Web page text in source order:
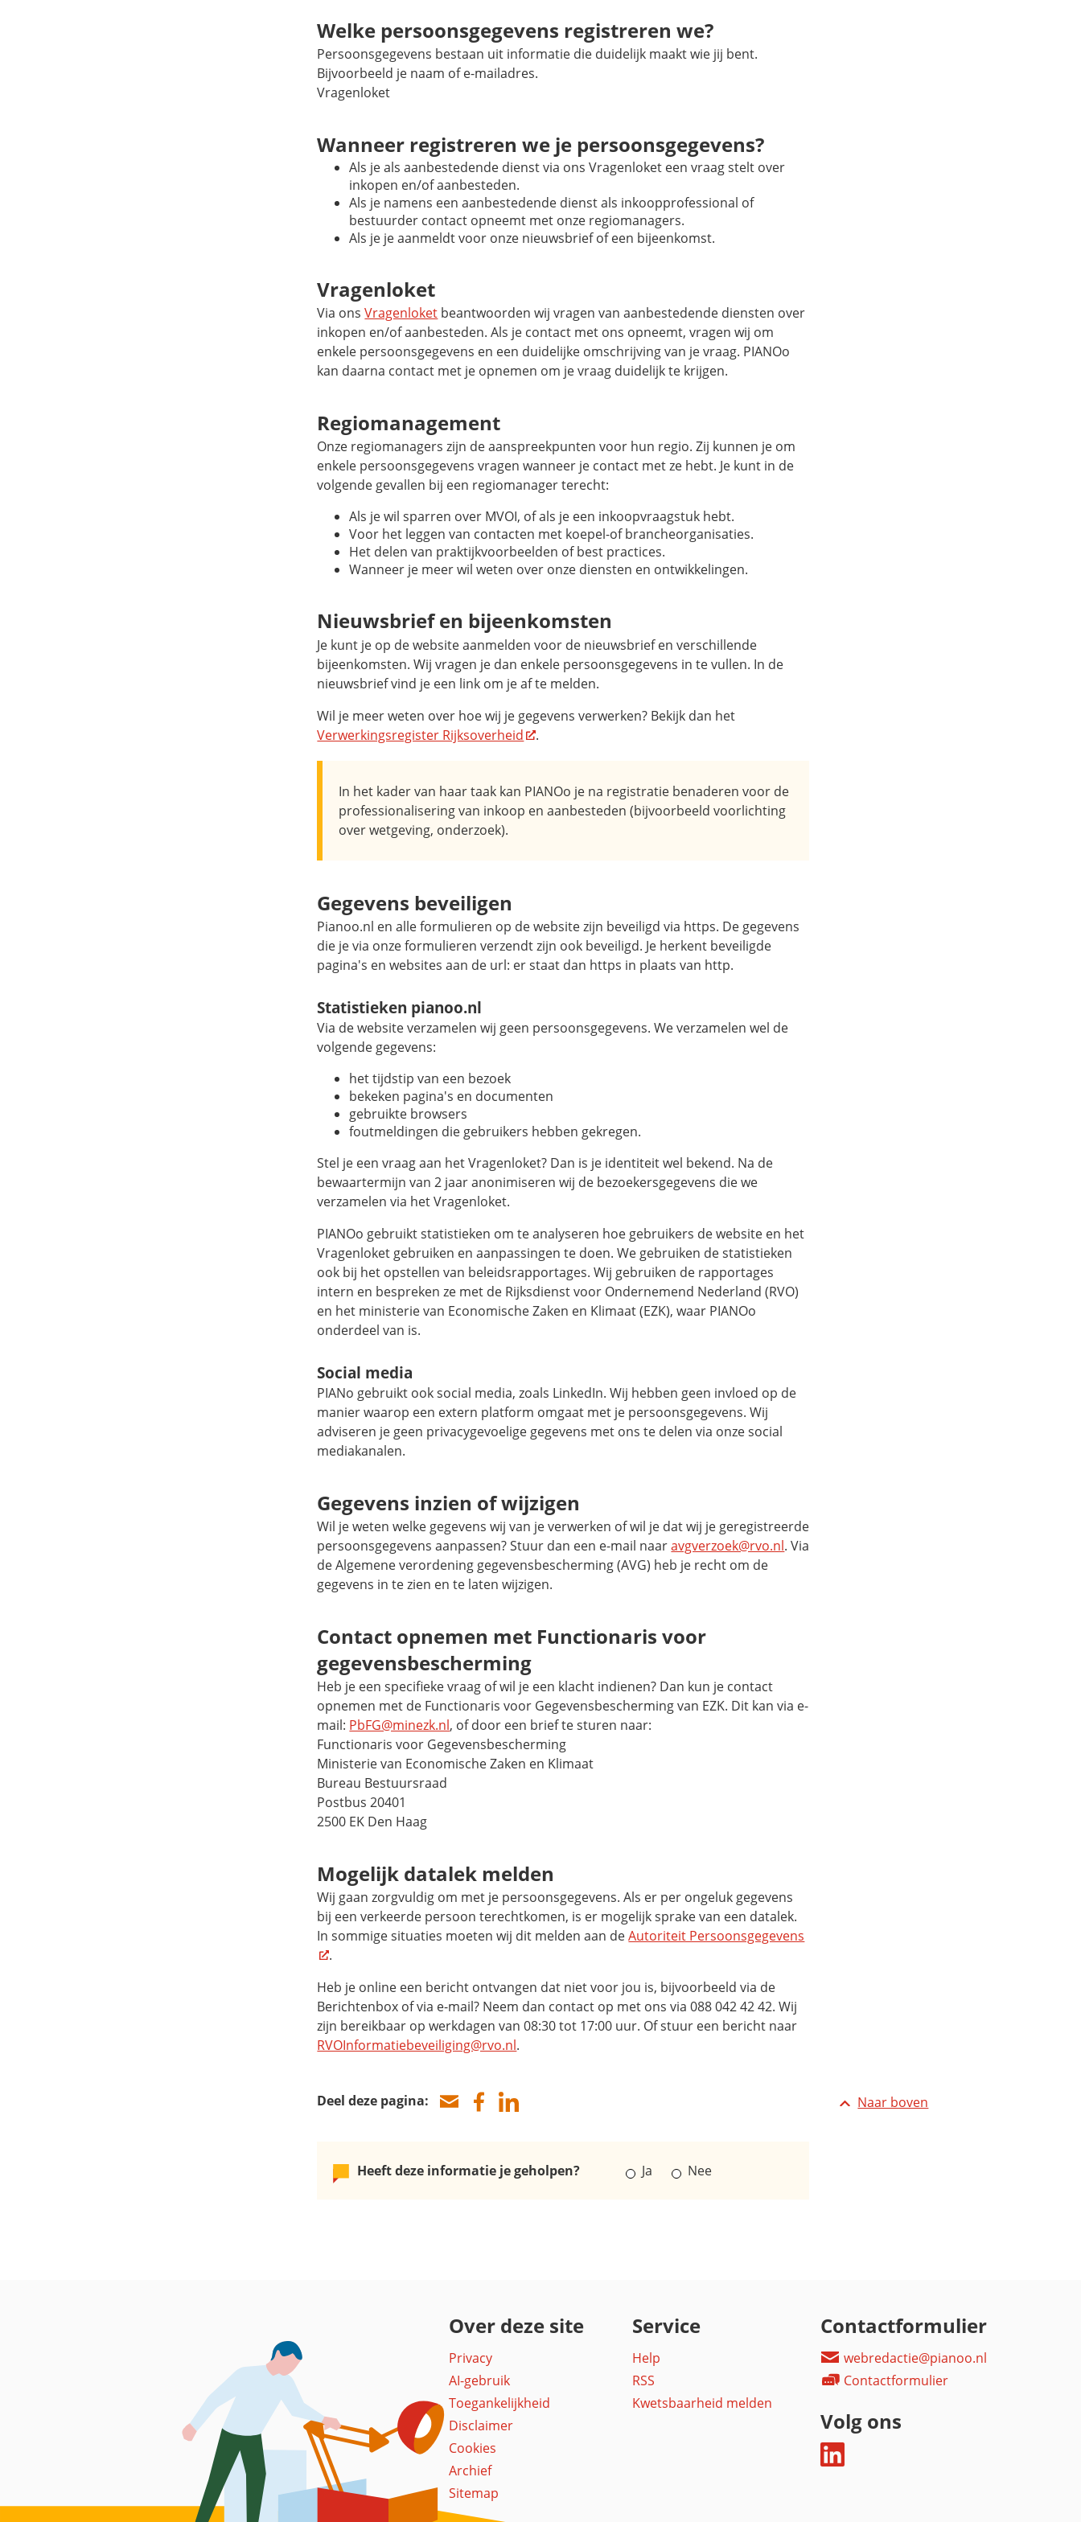
Welke persoonsgegevens registreren we?
Persoonsgegevens bestaan uit informatie die duidelijk maakt wie jij bent.
Bijvoorbeeld je naam of e-mailadres.
Vragenloket
Wanneer registreren we je persoonsgegevens?
Als je als aanbestedende dienst via ons Vragenloket een vraag stelt over
inkopen en/of aanbesteden.
Als je namens een aanbestedende dienst als inkoopprofessional of
bestuurder contact opneemt met onze regiomanagers.
Als je je aanmeldt voor onze nieuwsbrief of een bijeenkomst.
Vragenloket
Via onsVragenloket beantwoorden wij vragen van aanbestedende diensten over
inkopen en/of aanbesteden. Als je contact met ons opneemt, vragen wij om
enkele persoonsgegevens en een duidelijke omschrijving van je vraag. PIANOo
kan daarna contact met je opnemen om je vraag duidelijk te krijgen.
Regiomanagement
Onze regiomanagers zijn de aanspreekpunten voor hun regio. Zij kunnen je om
enkele persoonsgegevens vragen wanneer je contact met ze hebt. Je kunt in de
volgende gevallen bij een regiomanager terecht:
Als je wil sparren over MVOI, of als je een inkoopvraagstuk hebt.
Voor het leggen van contacten met koepel-of brancheorganisaties.
Het delen van praktijkvoorbeelden of best practices.
Wanneer je meer wil weten over onze diensten en ontwikkelingen.
Nieuwsbrief en bijeenkomsten
Je kunt je op de website aanmelden voor de nieuwsbrief en verschillende
bijeenkomsten. Wij vragen je dan enkele persoonsgegevens in te vullen. In de
nieuwsbrief vind je een link om je af te melden.
Wil je meer weten over hoe wij je gegevens verwerken? Bekijk dan het
Verwerkingsregister Rijksoverheid
.
In het kader van haar taak kan PIANOo je na registratie benaderen voor de
professionalisering van inkoop en aanbesteden (bijvoorbeeld voorlichting
over wetgeving, onderzoek).
Gegevens beveiligen
Pianoo.nl en alle formulieren op de website zijn beveiligd via https. De gegevens
die je via onze formulieren verzendt zijn ook beveiligd. Je herkent beveiligde
pagina's en websites aan de url: er staat dan https in plaats van http.
Statistieken pianoo.nl
Via de website verzamelen wij geen persoonsgegevens. We verzamelen wel de
volgende gegevens:
het tijdstip van een bezoek
bekeken pagina's en documenten
gebruikte browsers
foutmeldingen die gebruikers hebben gekregen.
Stel je een vraag aan het Vragenloket? Dan is je identiteit wel bekend. Na de
bewaartermijn van 2 jaar anonimiseren wij de bezoekersgegevens die we
verzamelen via het Vragenloket.
PIANOo gebruikt statistieken om te analyseren hoe gebruikers de website en het
Vragenloket gebruiken en aanpassingen te doen. We gebruiken de statistieken
ook bij het opstellen van beleidsrapportages. Wij gebruiken de rapportages
intern en bespreken ze met de Rijksdienst voor Ondernemend Nederland (RVO)
en het ministerie van Economische Zaken en Klimaat (EZK), waar PIANOo
onderdeel van is.
Social media
PIANo gebruikt ook social media, zoals LinkedIn. Wij hebben geen invloed op de
manier waarop een extern platform omgaat met je persoonsgegevens. Wij
adviseren je geen privacygevoelige gegevens met ons te delen via onze social
mediakanalen.
Gegevens inzien of wijzigen
Wil je weten welke gegevens wij van je verwerken of wil je dat wij je geregistreerde
persoonsgegevens aanpassen? Stuur dan een e-mail naaravgverzoek@rvo.nl. Via
de Algemene verordening gegevensbescherming (AVG) heb je recht om de
gegevens in te zien en te laten wijzigen.
Contact opnemen met Functionaris voor
gegevensbescherming
Heb je een specifieke vraag of wil je een klacht indienen? Dan kun je contact
opnemen met de Functionaris voor Gegevensbescherming van EZK. Dit kan via e-
mail: PbFG@minezk.nl, of door een brief te sturen naar:
Functionaris voor Gegevensbescherming
Ministerie van Economische Zaken en Klimaat
Bureau Bestuursraad
Postbus 20401
2500 EK Den Haag
Mogelijk datalek melden
Wij gaan zorgvuldig om met je persoonsgegevens. Als er per ongeluk gegevens
bij een verkeerde persoon terechtkomen, is er mogelijk sprake van een datalek.
In sommige situaties moeten wij dit melden aan deAutoriteit Persoonsgegevens
.
Heb je online een bericht ontvangen dat niet voor jou is, bijvoorbeeld via de
Berichtenbox of via e-mail? Neem dan contact op met ons via 088 042 42 42. Wij
zijn bereikbaar op werkdagen van 08:30 tot 17:00 uur. Of stuur een bericht naar
RVOInformatiebeveiliging@rvo.nl.
Deel deze pagina:
Heeft deze informatie je geholpen? Ja Nee
Naar boven
Over deze site
Privacy
AI-gebruik
Toegankelijkheid
Disclaimer
Cookies
Archief
Sitemap
Service
Help
RSS
Kwetsbaarheid melden
Contactformulier
webredactie@pianoo.nl
Contactformulier
Volg ons